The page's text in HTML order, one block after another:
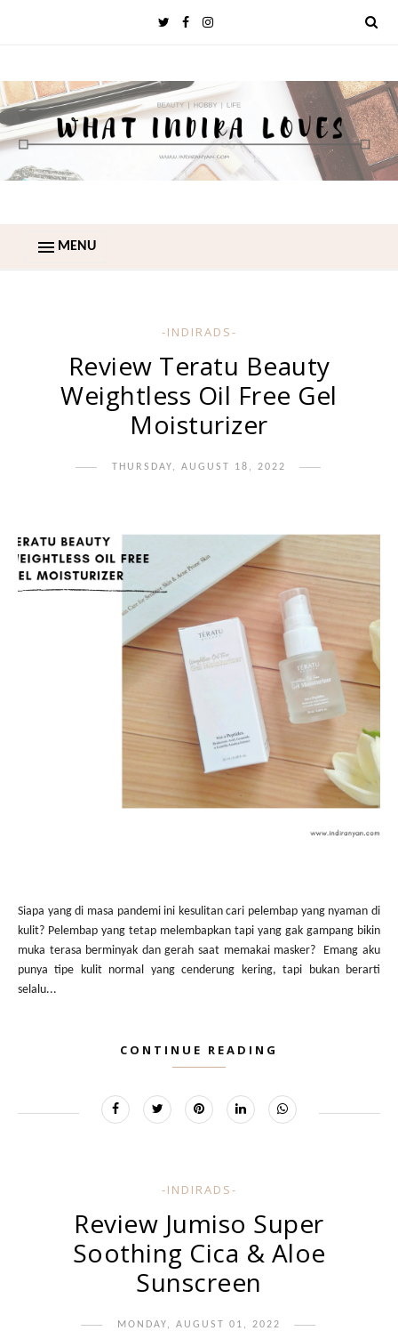
MENU
-INDIRADS-
Review Teratu Beauty
Weightless Oil Free Gel
Moisturizer
THURSDAY, AUGUST 18, 2022
Siapa yang di masa pandemi ini kesulitan cari pelembap yang nyaman di
kulit? Pelembap yang tetap melembapkan tapi yang gak gampang bikin
muka terasa berminyak dan gerah saat memakai masker? Emang aku
punya tipe kulit normal yang cenderung kering, tapi bukan berarti
selalu...
CONTINUE READING
-INDIRADS-
Review Jumiso Super
Soothing Cica & Aloe
Sunscreen
MONDAY, AUGUST 01, 2022